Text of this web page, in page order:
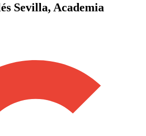
Sevilla, Academia